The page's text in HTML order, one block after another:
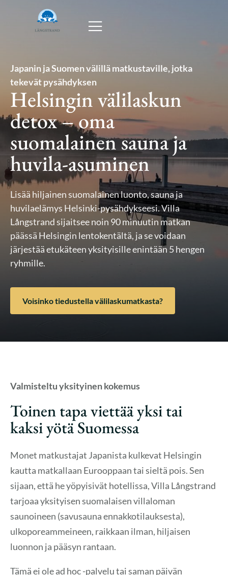
Japanin ja Suomen välillä matkustaville, jotka
tekevät pysähdyksen
Helsingin välilaskun
detox – oma
suomalainen sauna ja
huvila-asuminen
Lisää hiljainen suomalainen luonto, sauna ja
huvilaelämys Helsinki-pysähdykseesi. Villa
Långstrand sijaitsee noin 90 minuutin matkan
päässä Helsingin lentokentältä, ja se voidaan
järjestää etukäteen yksityisille enintään 5 hengen
ryhmille.
Voisinko tiedustella välilaskumatkasta?
Valmisteltu yksityinen kokemus
Toinen tapa viettää yksi tai
kaksi yötä Suomessa
Monet matkustajat Japanista kulkevat Helsingin
kautta matkallaan Eurooppaan tai sieltä pois. Sen
sijaan, että he yöpyisivät hotellissa, Villa Långstrand
tarjoaa yksityisen suomalaisen villaloman
saunoineen (savusauna ennakkotilauksesta),
ulkoporeammeineen, raikkaan ilman, hiljaisen
luonnon ja pääsyn rantaan.
Tämä ei ole ad hoc -palvelu tai saman päivän